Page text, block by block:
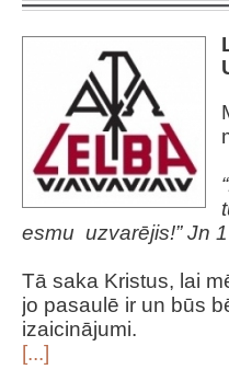
esmu uzvarējis!” Jn
Tā saka Kristus, lai
jo pasaulē ir un būs
izaicinājumi.
[...]